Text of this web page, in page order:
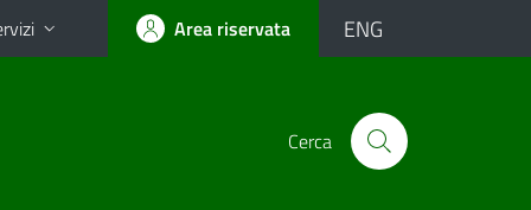
Area riservata ENG
Cerca